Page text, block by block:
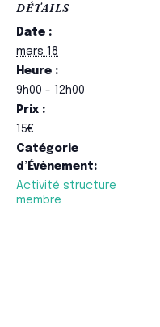
DÉTAILS
Date :
mars 18
Heure :
9h00 - 12h00
Prix :
15€
Catégorie
d’Évènement:
Activité structure
membre